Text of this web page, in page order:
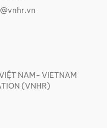
NAM- VIETNAM
(VNHR)